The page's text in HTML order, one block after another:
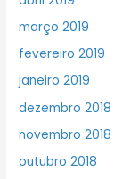
março 2019
fevereiro 2019
janeiro 2019
dezembro 2018
novembro 2018
outubro 2018